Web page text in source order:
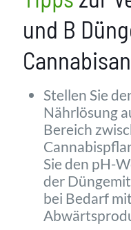
und B
Stellen Sie
Nährlösung
Bereich
Sie den pH-
der
bei Bedarf